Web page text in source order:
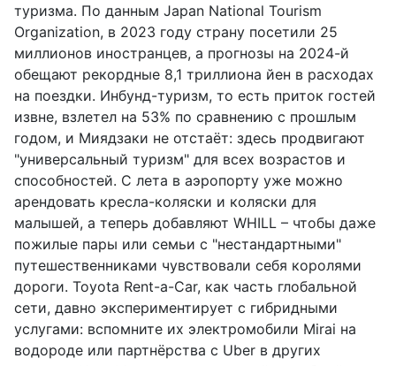
туризма. По данным Japan National Tourism
Organization, в 2023 году страну посетили 25
миллионов иностранцев, а прогнозы на 2024-й
обещают рекордные 8,1 триллиона йен в расходах
на поездки. Инбунд-туризм, то есть приток гостей
извне, взлетел на 53% по сравнению с прошлым
годом, и Миядзаки не отстаёт: здесь продвигают
"универсальный туризм" для всех возрастов и
способностей. С лета в аэропорту уже можно
арендовать кресла-коляски и коляски для
малышей, а теперь добавляют WHILL – чтобы даже
пожилые пары или семьи с "нестандартными"
путешественниками чувствовали себя королями
дороги. Toyota Rent-a-Car, как часть глобальной
сети, давно экспериментирует с гибридными
услугами: вспомните их электромобили Mirai на
водороде или партнёрства с Uber в других